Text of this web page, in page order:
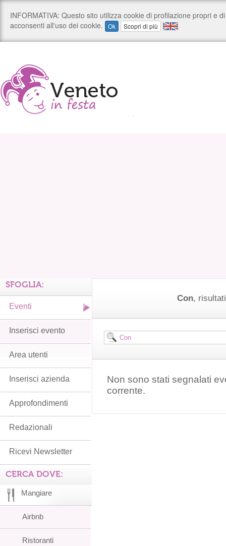
Con,
Non sono stati segnalati
corrente.
SFOGLIA:
Eventi
Inserisci evento
Area utenti
Inserisci azienda
Approfondimenti
Redazionali
Ricevi Newsletter
CERCA DOVE:
Mangiare
Airbnb
Ristoranti